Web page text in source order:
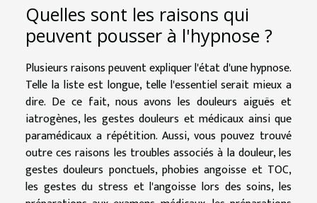
Quelles sont les raisons qui
peuvent pousser à l'hypnose ?
Plusieurs raisons peuvent expliquer l'état d'une hypnose.
Telle la liste est longue, telle l'essentiel serait mieux a
dire. De ce fait, nous avons les douleurs aiguës et
iatrogènes, les gestes douleurs et médicaux ainsi que
paramédicaux a répétition. Aussi, vous pouvez trouvé
outre ces raisons les troubles associés à la douleur, les
gestes douleurs ponctuels, phobies angoisse et TOC,
les gestes du stress et l'angoisse lors des soins, les